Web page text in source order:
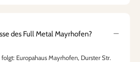
des Full Metal Mayrhofen?
Europahaus Mayrhofen, Durster Str.